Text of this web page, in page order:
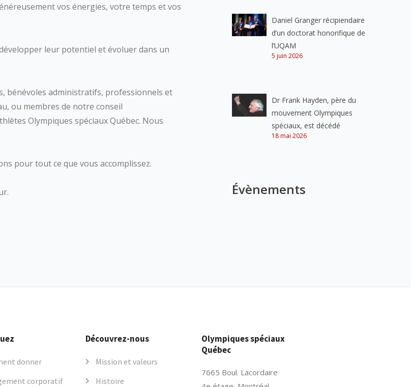
vos énergies, votre temps et vos
leur potentiel et évoluer dans un
bénévoles administratifs, professionnels et
ou membres de notre conseil
Olympiques spéciaux Québec. Nous
pour tout ce que vous accomplissez.
Daniel Granger récipiendaire
d’un doctorat honorifique de
l’UQAM
5 juin 2026
Dr Frank Hayden, père du
mouvement Olympiques
spéciaux, est décédé
18 mai 2026
Évènements
donner
corporatif
Découvrez-nous
Mission et valeurs
Histoire
Olympiques spéciaux
Québec
7665 Boul. Lacordaire